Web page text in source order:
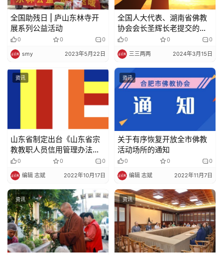
全国助残日 | 庐山东林寺开
展系列公益活动
0 0 0
smy 2023年5月22日
全国人大代表、湖南省佛教
协会会长圣辉长老提交的两
项建议
0 0 0
三三两两 2024年3月15日
资讯
山东省制定出台《山东省宗
教教职人员信用管理办法
（试行）》
0 0 0
编辑 志斌 2022年10月17日
资讯
关于有序恢复开放全市佛教
活动场所的通知
0 0 0
编辑 志斌 2022年11月7日
资讯 资讯